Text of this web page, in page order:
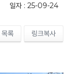
일자 : 25-09-24
목록 링크복사